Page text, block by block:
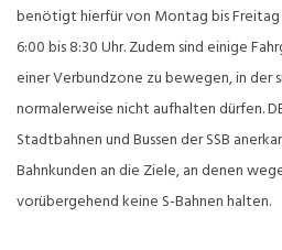
benötigt hierfür von Montag bis
6:00 bis 8:30 Uhr. Zudem sind einige
einer Verbundzone zu bewegen, in der
normalerweise nicht aufhalten dürfen.
Stadtbahnen und Bussen der SSB
Bahnkunden an die Ziele, an denen
vorübergehend keine S-Bahnen halten.